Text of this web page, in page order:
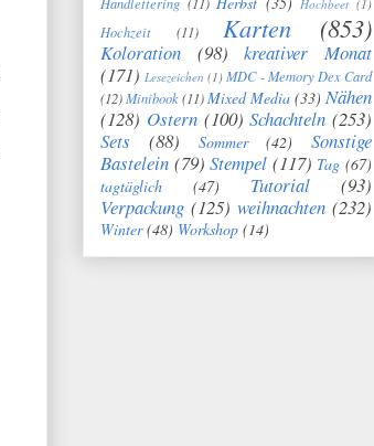
Hochbeet (1)
Hochzeit (11) Karten (853)
Koloration (98)
kreativer Monat
(171) Lesezeichen (1) MDC - Memory Dex Card
(12)Minibook(11) Mixed Media (33) Nähen
(128) Ostern (100) Schachteln (253)
Sets
(88) Sommer (42)
Sonstige
Bastelein (79) Stempel (117) Tag (67)
tagtäglich
(47) Tutorial
(93)
Verpackung (125) weihnachten (232)
Winter (48) Workshop (14)